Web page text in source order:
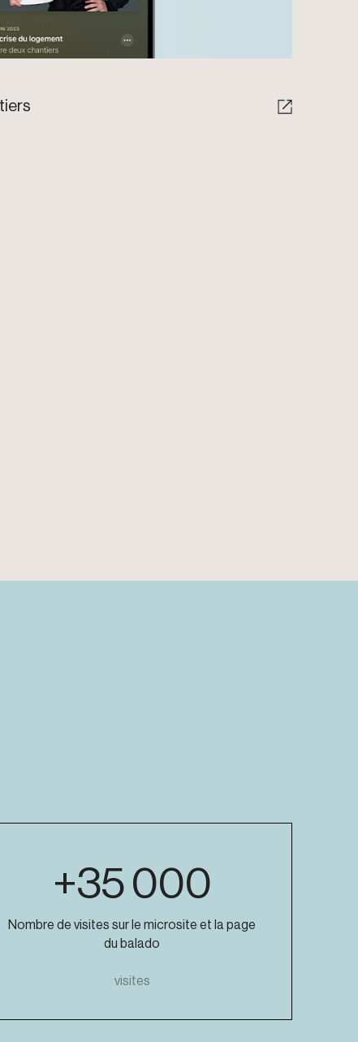
+35 000
Nombre de visites sur le microsite et la page
du balado
visites